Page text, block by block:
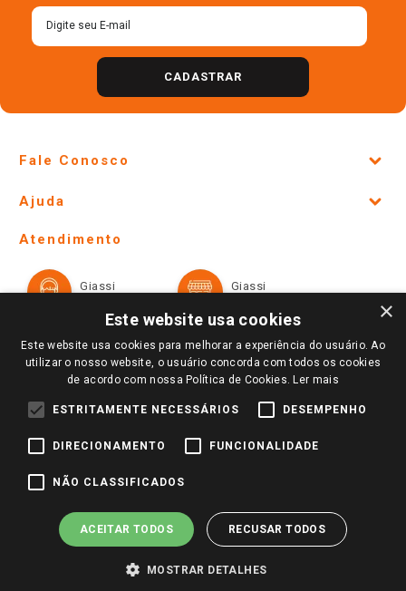
CADASTRAR
Fale Conosco
Lojas Físicas e Horários
Ofertas
Televendas
Notícias
Perguntas frequentes
Identidade Visual
Ajuda
Formas de Pagamento
Trocas e Devoluções
Atendimento
Giassi
Giassi
Redes Sociais
Pagamento e Segurança
×
Este website usa cookies
Este website usa cookies para melhorar a experiência do usuário. Ao
utilizar o nosso website, o usuário concorda com todos os cookies
de acordo com nossa Política de Cookies. Ler mais
ESTRITAMENTE NECESSÁRIOS DESEMPENHO
DIRECIONAMENTO FUNCIONALIDADE
NÃO CLASSIFICADOS
ACEITAR TODOS RECUSAR TODOS
MOSTRAR DETALHES